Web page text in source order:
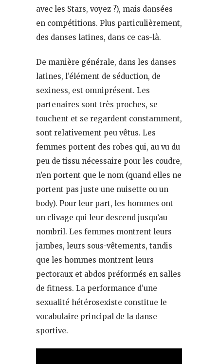
avec les Stars, voyez ?), mais dansées
en compétitions. Plus particulièrement,
des danses latines, dans ce cas-là.
De manière générale, dans les danses
latines, l’élément de séduction, de
sexiness, est omniprésent. Les
partenaires sont très proches, se
touchent et se regardent constamment,
sont relativement peu vêtus. Les
femmes portent des robes qui, au vu du
peu de tissu nécessaire pour les coudre,
n’en portent que le nom (quand elles ne
portent pas juste une nuisette ou un
body). Pour leur part, les hommes ont
un clivage qui leur descend jusqu’au
nombril. Les femmes montrent leurs
jambes, leurs sous-vêtements, tandis
que les hommes montrent leurs
pectoraux et abdos préformés en salles
de fitness. La performance d’une
sexualité hétérosexiste constitue le
vocabulaire principal de la danse
sportive.